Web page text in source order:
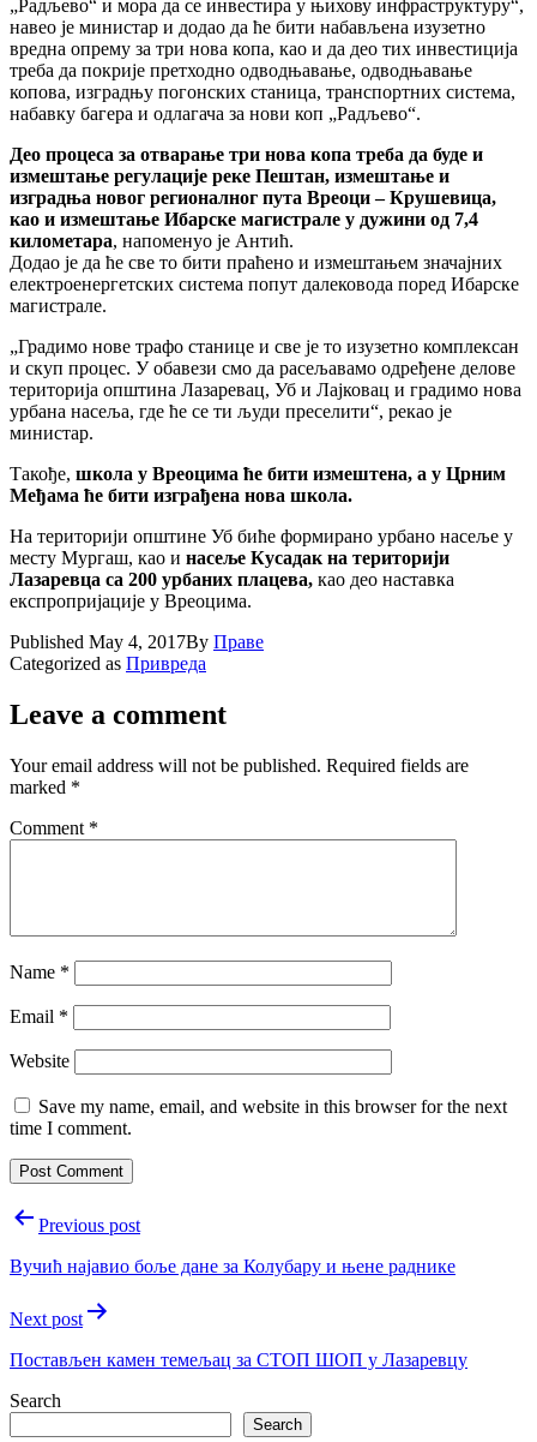
„Радљево“ и мора да се инвестира у њихову инфраструктуру“,
навео је министар и додао да ће бити набављена изузетно
вредна опрему за три нова копа, као и да део тих инвестиција
треба да покрије претходно одводњавање, одводњавање
копова, изградњу погонских станица, транспортних система,
набавку багера и одлагача за нови коп „Радљево“.
Део процеса за отварање три нова копа треба да буде и
измештање регулације реке Пештан, измештање и
изградња новог регионалног пута Вреоци – Крушевица,
као и измештање Ибарске магистрале у дужини од 7,4
километара, напоменуо је Антић.
Додао је да ће све то бити праћено и измештањем значајних
електроенергетских система попут далековода поред Ибарске
магистрале.
„Градимо нове трафо станице и све је то изузетно комплексан
и скуп процес. У обавези смо да расељавамо одређене делове
територија општина Лазаревац, Уб и Лајковац и градимо нова
урбана насеља, где ће се ти људи преселити“, рекао је
министар.
Такође, школа у Вреоцима ће бити измештена, а у Црним
Међама ће бити изграђена нова школа.
На територији општине Уб биће формирано урбано насеље у
месту Мургаш, као и насеље Кусадак на територији
Лазаревца са 200 урбаних плацева, као део наставка
експропријације у Вреоцима.
Published May 4, 2017By Праве
Categorized as Привреда
Leave a comment
Your email address will not be published. Required fields are
marked *
Comment *
Name *
Email *
Website
Save my name, email, and website in this browser for the next
time I comment.
PostPrevious post
Вучић најавио боље дане за Колубару и њене раднике
Next post
Постављен камен темељац за СТОП ШОП у Лазаревцу
Search
Search